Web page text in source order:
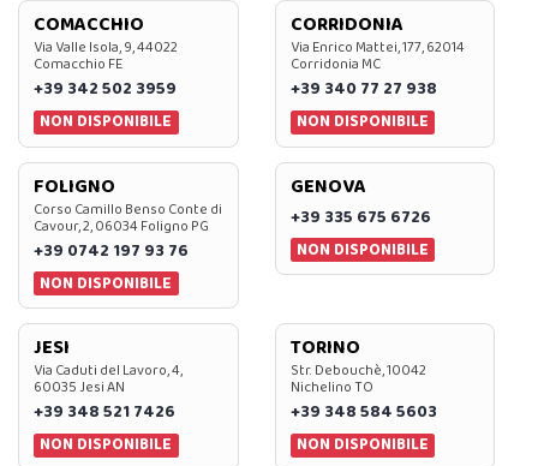
COMACCHIO
Via Valle Isola, 9, 44022
Comacchio FE
+39 342 502 3959
NON DISPONIBILE
CORRIDONIA
Via Enrico Mattei, 177, 62014
Corridonia MC
+39 340 77 27 938
NON DISPONIBILE
FOLIGNO
Corso Camillo Benso Conte di
Cavour, 2, 06034 Foligno PG
+39 0742 197 93 76
NON DISPONIBILE
GENOVA
+39 335 675 6726
NON DISPONIBILE
JESI
Via Caduti del Lavoro, 4,
60035 Jesi AN
+39 348 521 7426
NON DISPONIBILE
TORINO
Str. Debouchè, 10042
Nichelino TO
+39 348 584 5603
NON DISPONIBILE